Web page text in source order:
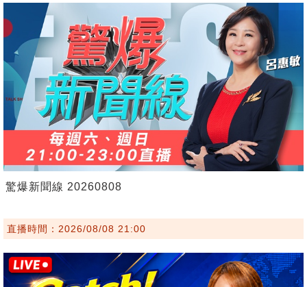
驚爆新聞線 20260808
直播時間：2026/08/08 21:00